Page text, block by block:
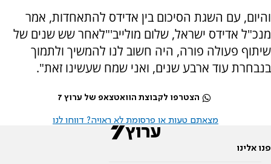
והיום, עם השגת הסיכום בין אדידס להתאחדות, אמר
מנכ"ל אדידס ישראל, שלום מולייב'"לאחר שש שנים של
שיתוף פעולה פורה, היה חשוב לנו להמשיך ולתמוך
בנבחרת עוד ארבע שנים, ואני שמח שעשינו זאת".
הצטרפו לקבוצת הוואטצאפ של ערוץ 7
מצאתם טעות או פרסומת לא ראויה? דווחו לנו
פנו אלינו